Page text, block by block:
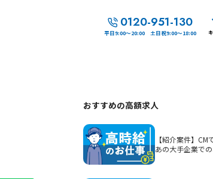
0120-951-130
平日9:00～20:00 土日祝9:00～18:00
おすすめの高額求人
【紹介案件】CM
あの大手企業で